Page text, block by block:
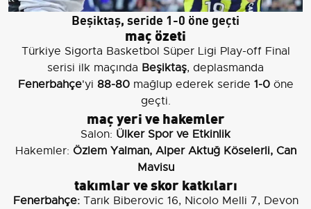
Beşiktaş, seride 1-0 öne geçti
maç özeti
Türkiye Sigorta Basketbol Süper Ligi Play-off Final
serisi ilk maçında Beşiktaş, deplasmanda
Fenerbahçe'yi 88-80mağlup ederek seride 1-0öne
geçti.
maç yeri ve hakemler
Salon: Ülker Spor ve Etkinlik
Hakemler: Özlem Yalman, Alper Aktuğ Köselerli, Can
Mavisu
takımlar ve skor katkıları
Fenerbahçe:Tarık Biberovic 16, Nicolo Melli 7, Devon